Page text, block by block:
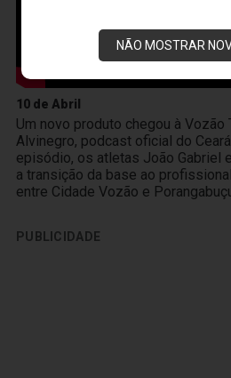
NÃO MOSTRAR
10 de Abril
Um novo produto chegou à Vozão
Alvinegro, podcast oficial do
episódio, os atletas João Gabriel
a transição da base ao
entre Cidade Vozão e
PUBLICIDADE